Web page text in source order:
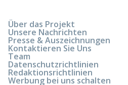
Über das Projekt
Unsere Nachrichten
Presse & Auszeichnungen
Kontaktieren Sie Uns
Team
Datenschutzrichtlinien
Redaktionsrichtlinien
Werbung bei uns schalten